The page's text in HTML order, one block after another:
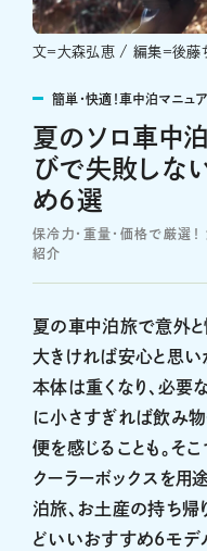
文＝大森弘恵 / 編集＝後藤
簡単・快適！車中泊マニュ
夏のソロ車中泊
びで失敗しな
め6選
保冷力・重量・価格で厳選
紹介
夏の車中泊旅で意外と
大きければ安心と思
本体は重くなり、必要
に小さすぎれば飲み
便を感じることも。そ
クーラーボックスを用
泊旅、お土産の持ち帰
どいいおすすめ6モデ